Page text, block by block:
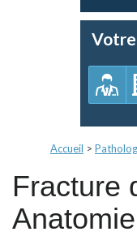
Votre
Accueil >
Fracture
Anatomie